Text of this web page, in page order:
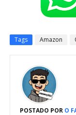
Tags Amazon
POSTADO POR O